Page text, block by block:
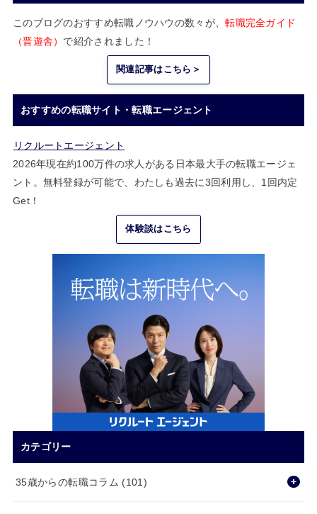
このブログのおすすめ転職ノウハウの数々が、転職完全ガイド
（晋遊舎） で紹介されました！
関連記事はこちら＞
おすすめの転職サイト・転職エージェント
リクルートエージェント
2026年現在約100万件の求人がある日本最大手の転職エージェ
ント。無料登録が可能で、わたしも過去に3回利用し、1回内定
Get！
体験談はこちら
カテゴリー
35歳からの転職コラム (101)